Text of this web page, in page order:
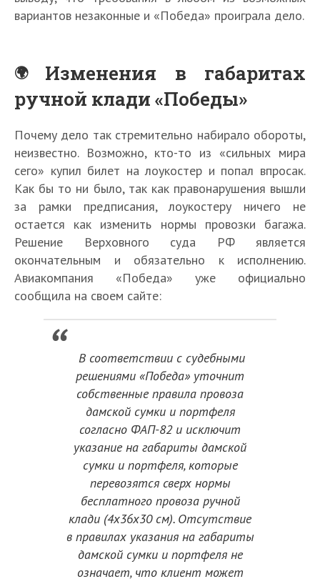
вариантов незаконные и «Победа» проиграла дело.
Изменения в габаритах
ручной клади «Победы»
Почему дело так стремительно набирало обороты,
неизвестно. Возможно, кто-то из «сильных мира
сего» купил билет на лоукостер и попал впросак.
Как бы то ни было, так как правонарушения вышли
за рамки предписания, лоукостеру ничего не
остается как изменить нормы провозки багажа.
Решение Верховного суда РФ является
окончательным и обязательно к исполнению.
Авиакомпания «Победа» уже официально
сообщила на своем сайте:
В соответствии с судебными
решениями «Победа» уточнит
собственные правила провоза
дамской сумки и портфеля
согласно ФАП-82 и исключит
указание на габариты дамской
сумки и портфеля, которые
перевозятся сверх нормы
бесплатного провоза ручной
клади (4x36x30 см). Отсутствие
в правилах указания на габариты
дамской сумки и портфеля не
означает, что клиент может